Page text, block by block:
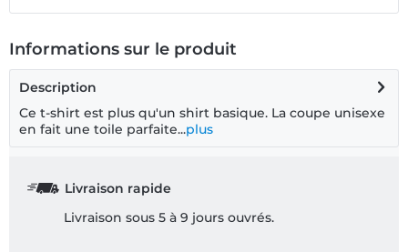
Informations sur le produit
Description
Ce t-shirt est plus qu'un shirt basique. La coupe unisexe
en fait une toile parfaite...plus
Livraison rapide
Livraison sous 5 à 9 jours ouvrés.